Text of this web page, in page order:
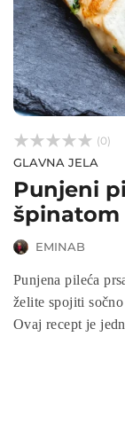


 (0)
GLAVNA JELA
Punjeni
špinatom
EMINAB
Punjena pileća
želite spojiti
Ovaj recept je